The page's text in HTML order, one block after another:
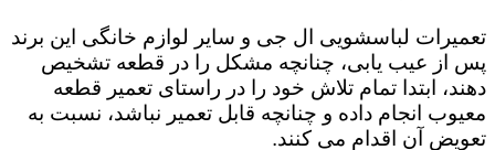
تعمیرات لباسشویی ال جی و سایر لوازم خانگی این برند
پس از عیب یابی، چنانچه مشکل را در قطعه تشخیص
دهند، ابتدا تمام تلاش خود را در راستای تعمیر قطعه
معیوب انجام داده و چنانچه قابل تعمیر نباشد، نسبت به
تعویض آن اقدام می کنند.